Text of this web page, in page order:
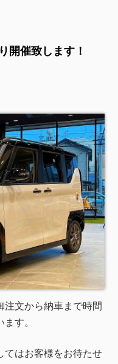
開催致します！
注文から納車まで時間
す。
てはお客様をお待たせ